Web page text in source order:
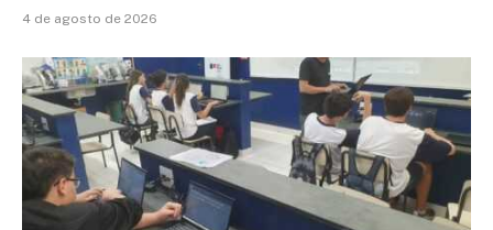
4 de agosto de 2026